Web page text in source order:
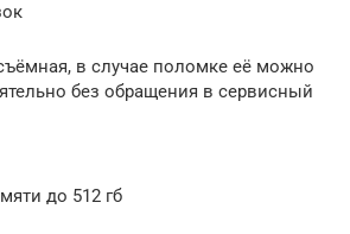
в случае поломке её можно
без обращения в сервисный
до 512 гб